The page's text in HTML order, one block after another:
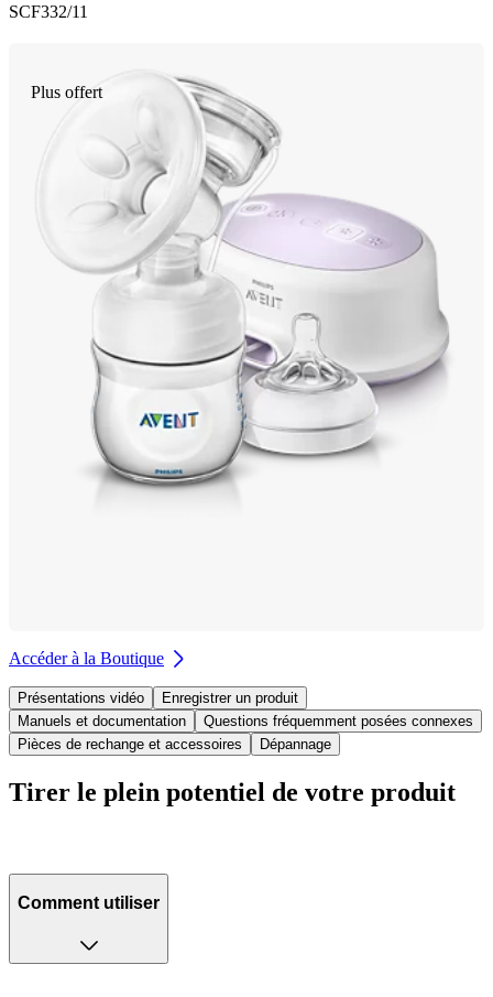
SCF332/11
Plus offert
Accéder à la Boutique
Présentations vidéo
Enregistrer un produit
Manuels et documentation
Questions fréquemment posées connexes
Pièces de rechange et accessoires
Dépannage
Tirer le plein potentiel de votre produit
Comment utiliser